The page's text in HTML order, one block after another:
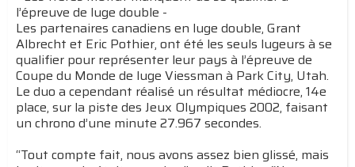
l’épreuve de luge double -
Les partenaires canadiens en luge double, Grant
Albrecht et Eric Pothier, ont été les seuls lugeurs à se
qualifier pour représenter leur pays à l’épreuve de
Coupe du Monde de luge Viessman à Park City, Utah.
Le duo a cependant réalisé un résultat médiocre, 14e
place, sur la piste des Jeux Olympiques 2002, faisant
un chrono d’une minute 27.967 secondes.
“Tout compte fait, nous avons assez bien glissé, mais